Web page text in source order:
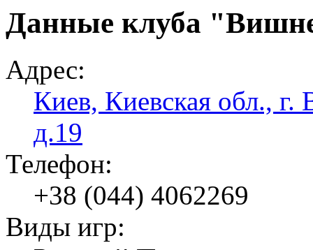
Данные клуба
Адрес:
Киев, Киевская обл.,
д.19
Телефон:
+38 (044) 4062269
Виды игр: